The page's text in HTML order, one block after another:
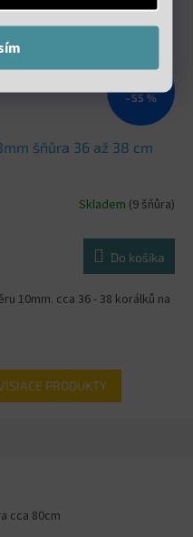
–55 %
šňůra 36 až 38 cm
Skladem (9 šňůra)
Do košíka
10mm. cca 36 - 38 korálků na
PRODUKTY
cca 80cm